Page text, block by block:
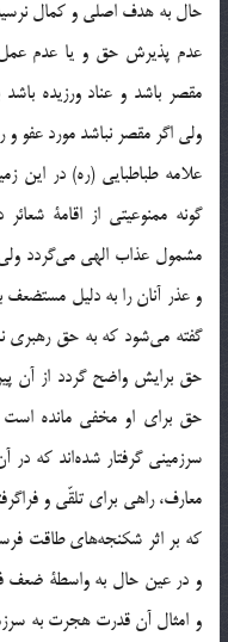
حال به هدف اصلي و كمال
عدم پذيرش حق و يا عدم
مقصر باشد و عناد ورزيده
ولي اگر مقصر نباشد مورد عفو
علامه طباطبايي (ره) در اين
گونه ممنوعيتي از اقامة
مشمول عذاب الهي مي‌گردد ولي
گفته مي‌شود كه به حق رهبري
حق برايش واضح گردد از آن
حق براي او مخفي مانده
سرزمينی گرفتار شده‌اند كه در
معارف، راهي براي تلقّي و
كه بر اثر شكنجه‌هاي طاقت
و در عين حال به واسطة ضعف
و امثال آن قدرت هجرت به